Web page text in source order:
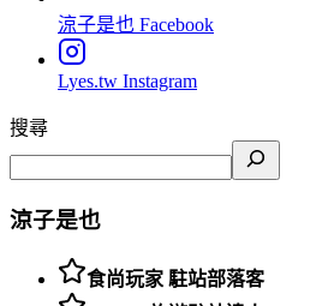
涼子是也 Facebook
Lyes.tw Instagram
搜尋
涼子是也
食尚玩家 駐站部落客